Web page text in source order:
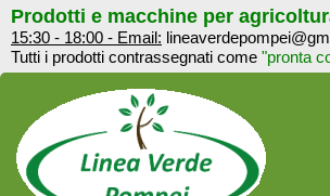
Prodotti e macchine per
15:30 - 18:00 - Email:
Tutti i prodotti contrassegnati come "pronta